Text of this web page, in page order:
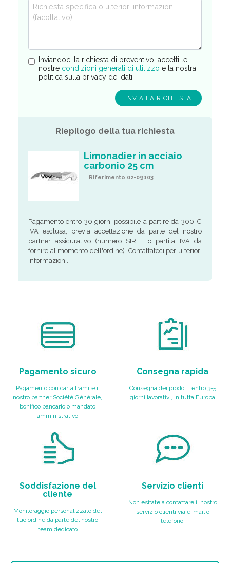
Inviandoci la richiesta di preventivo, accetti le
nostre condizioni generali di utilizzo e la nostra
politica sulla privacy dei dati.
Riepilogo della tua richiesta
Limonadier in acciaio
carbonio 25 cm
Riferimento 02-09103
Pagamento entro 30 giorni possibile a partire da 300 €
IVA esclusa, previa accettazione da parte del nostro
partner assicurativo (numero SIRET o partita IVA da
fornire al momento dell'ordine). Contattateci per ulteriori
informazioni.
Pagamento sicuro
Pagamento con carta tramite il
nostro partner Société Générale,
bonifico bancario o mandato
amministrativo
Consegna rapida
Consegna dei prodotti entro 3-5
giorni lavorativi, in tutta Europa
Soddisfazione del
cliente
Monitoraggio personalizzato del
tuo ordine da parte del nostro
team dedicato
Servizio clienti
Non esitate a contattare il nostro
servizio clienti via e-mail o
telefono.